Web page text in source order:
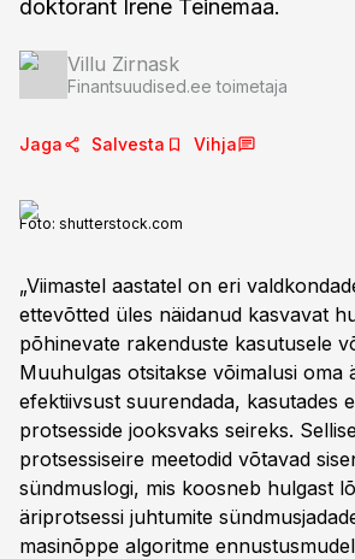
doktorant Irene Teinemaa.
Villu Zirnask
Finantsuudised.ee toimetaja
Jaga Salvesta Vihja
Foto: shutterstock.com
„Viimastel aastatel on eri
ettevõtted üles näidanud kasvavat
põhinevate rakenduste kasutusele
Muuhulgas otsitakse võimalusi oma
efektiivsust suurendada, kasutades
protsesside jooksvaks seireks.
protsessiseire meetodid võtavad
sündmuslogi, mis koosneb hulgast
äriprotsessi juhtumite
masinõppe algoritme